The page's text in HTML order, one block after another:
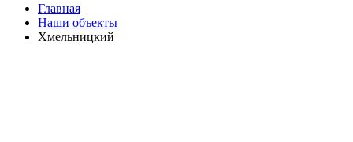
Главная
Наши объекты
Хмельницкий